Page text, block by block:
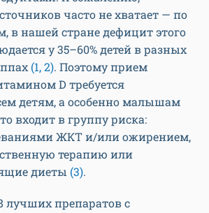
часто не хватает — по
в нашей стране дефицит этого
у 35–60% детей в разных
(1, 2). Поэтому прием
D требуется
детям, а особенно малышам
входит в группу риска:
ЖКТ и/или ожирением,
терапию или
диеты (3).
лучших препаратов с